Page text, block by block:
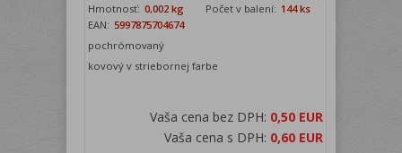
Hmotnosť: 0,002 kg Počet v balení: 144 ks
EAN: 5997875704674
pochrómovaný
kovový v striebornej farbe
Vaša cena bez DPH: 0,50 EUR
Vaša cena s DPH: 0,60 EUR